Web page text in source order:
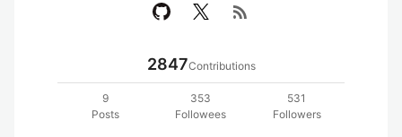
rss_feed
2847Contributions
9
Posts
353
Followees
531
Followers